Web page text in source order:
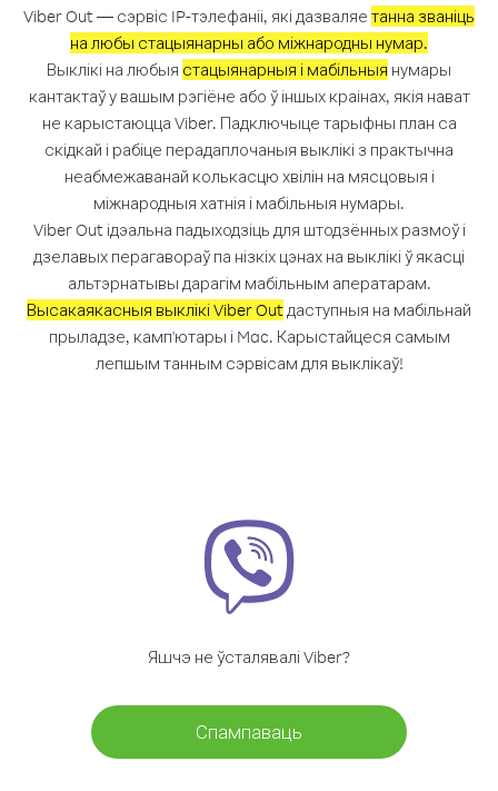
Viber Out — сэрвіс IP-тэлефаніі, які дазваляе танна званіць
на любы стацыянарны або міжнародны нумар.
Выклікі на любыя стацыянарныя і мабільныя нумары
кантактаў у вашым рэгіёне або ў іншых краінах, якія нават
не карыстаюцца Viber. Падключыце тарыфны план са
скідкай і рабіце перадаплочаныя выклікі з практычна
неабмежаванай колькасцю хвілін на мясцовыя і
міжнародныя хатнія і мабільныя нумары.
Viber Out ідэальна падыходзіць для штодзённых размоў і
дзелавых перагавораў па нізкіх цэнах на выклікі ў якасці
альтэрнатывы дарагім мабільным аператарам.
Высакаякасныя выклікі Viber Outдаступныя на мабільнай
прыладзе, камп'ютары і Mac. Карыстайцеся самым
лепшым танным сэрвісам для выклікаў!
Яшчэ не ўсталявалі Viber?
Спампаваць